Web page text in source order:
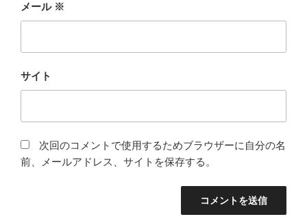
メール ※
サイト
次回のコメントで使用するためブラウザーに自分の名
前、メールアドレス、サイトを保存する。